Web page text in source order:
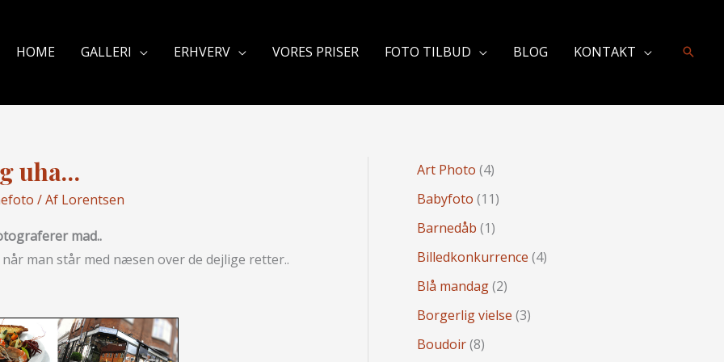
HOME GALLERI ERHVERV VORES PRISER FOTO TILBUD BLOG KONTAKT Søg
uha…
/ Af Lorentsen
mad..
man står med næsen over de dejlige retter..
Art Photo (4)
Babyfoto (11)
Barnedåb (1)
Billedkonkurrence (4)
Blå mandag(2)
Borgerlig vielse (3)
Boudoir(8)